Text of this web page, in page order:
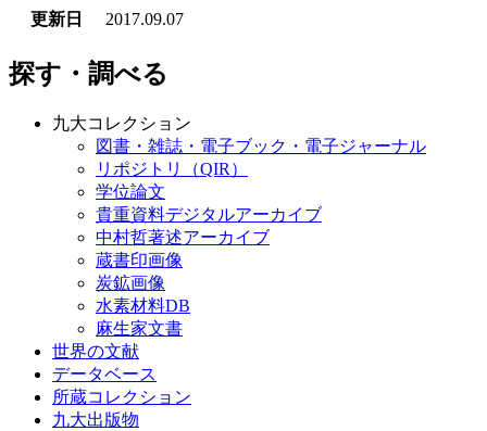
更新日
2017.09.07
探す・調べる
九大コレクション
図書・雑誌・電子ブック・電子ジャーナル
リポジトリ（QIR）
学位論文
貴重資料デジタルアーカイブ
中村哲著述アーカイブ
蔵書印画像
炭鉱画像
水素材料DB
麻生家文書
世界の文献
データベース
所蔵コレクション
九大出版物